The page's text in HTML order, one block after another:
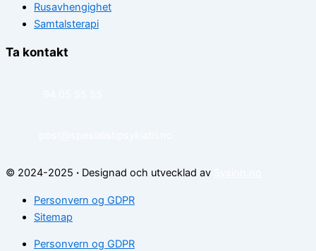
Rusavhengighet
Samtalsterapi
Ta kontakt
© 2024-2025 · Designad och utvecklad av
Personvern og GDPR
Sitemap
Personvern og GDPR